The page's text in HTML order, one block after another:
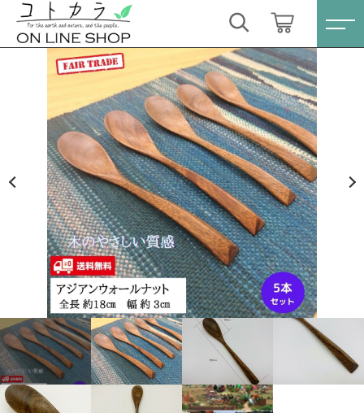
カートに商品を追加しました
三角和のスプーンM 5本セット〔アジアンウォ
ールナット〕
数量
3,575円（税込）
ショッピングを続ける
カートを確認する
ログイン / 会員登録
お気に入り
すべての商品
スキンケア・石鹸
HINOKI（土佐ヒノキ）シリーズ
サステナブル歯ブラシ・歯磨き粉
洗剤・食器用石鹸
タオル/ハンカチ
国産［奥会津］かごバッグ
すべて
スキンケア・石鹸
HINOKI（土佐ヒノキ）シリーズ
サステナブル歯ブラシ・歯磨き粉
洗剤・食器用石鹸
タオル/ハンカチ
国産［奥会津］かごバッグ
キーワード検索
こだわり検索
親カテゴリ
子カテゴリ
価格帯
～
その他